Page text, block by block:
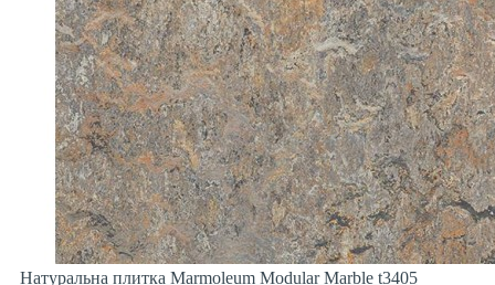
Натуральна плитка Marmoleum Modular Marble t3405